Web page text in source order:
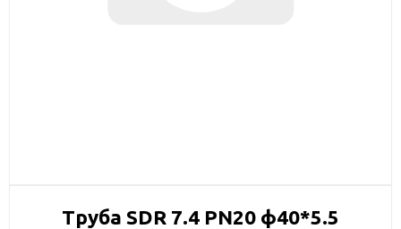
Труба SDR 7.4 PN20 ф40*5.5